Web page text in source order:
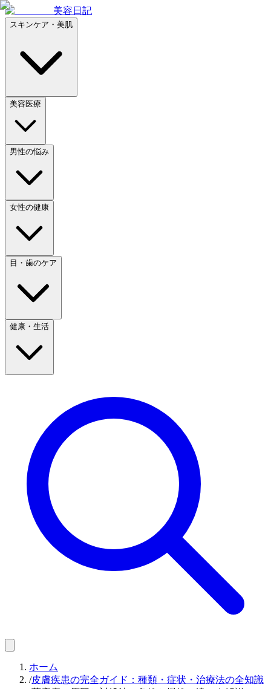
美容日記
スキンケア・美肌
美容医療
男性の悩み
女性の健康
目・歯のケア
健康・生活
ホーム
/皮膚疾患の完全ガイド：種類・症状・治療法の全知識